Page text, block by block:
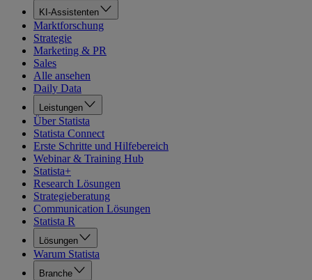
KI-Assistenten
Marktforschung
Strategie
Marketing & PR
Sales
Alle ansehen
Daily Data
Leistungen
Über Statista
Statista Connect
Erste Schritte und Hilfebereich
Webinar & Training Hub
Statista+
Research Lösungen
Strategieberatung
Communication Lösungen
Statista R
Lösungen
Warum Statista
Branche